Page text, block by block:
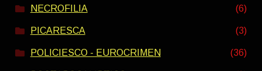
NECROFILIA (6)
PICARESCA (3)
POLICIESCO - EUROCRIMEN (36)